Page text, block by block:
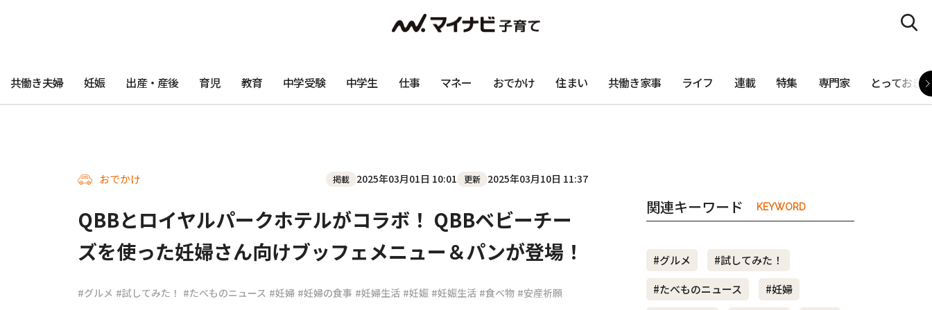
共働き夫婦 妊娠 出産・産後 育児 教育 中学受験 中学生 仕事 マネー おでかけ 住まい 共働き家事 ライフ 連載 特集 専門家 とっておき
おでかけ 掲載 2025年03月01日 10:01 更新 2025年03月10日 11:37
QBBとロイヤルパークホテルがコラボ！ QBBベビーチー
ズを使った妊婦さん向けブッフェメニュー＆パンが登場！
#グルメ #試してみた！ #たべものニュース #妊婦 #妊婦の食事 #妊婦生活 #妊娠 #妊娠生活 #食べ物 #安産祈願
関連キーワード KEYWORD
#グルメ
#試してみた！
#たべものニュース
#妊婦